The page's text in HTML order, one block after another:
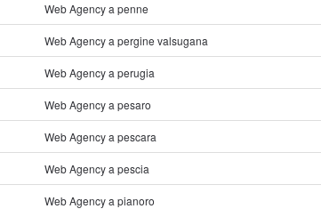
Web Agency a penne
Web Agency a pergine valsugana
Web Agency a perugia
Web Agency a pesaro
Web Agency a pescara
Web Agency a pescia
Web Agency a pianoro